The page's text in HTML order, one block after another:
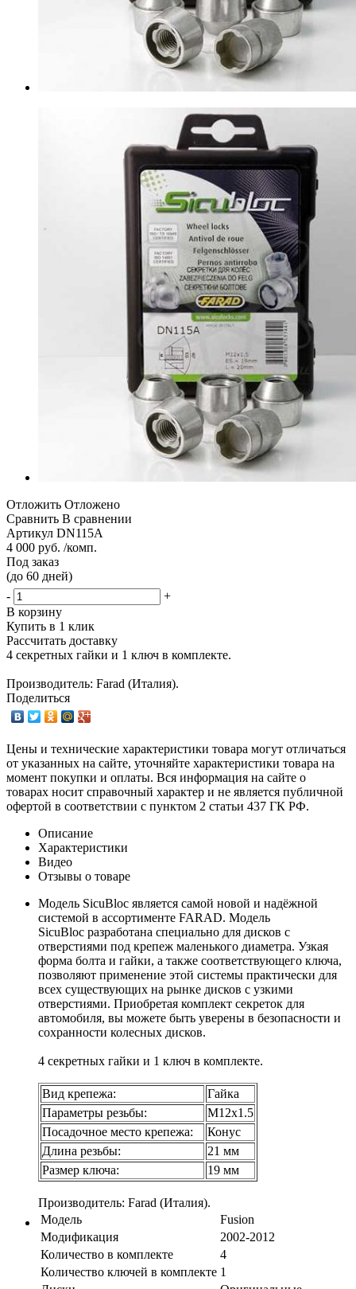
Отложить Отложено
Сравнить В сравнении
Артикул DN115A
4 000 руб. /комп.
Под заказ
(до 60 дней)
-
+
В корзину
Купить в 1 клик
Рассчитать доставку
4 секретных гайки и 1 ключ в комплекте.
Производитель: Farad (Италия).
Поделиться
Цены и технические характеристики товара могут отличаться
от указанных на сайте, уточняйте характеристики товара на
момент покупки и оплаты. Вся информация на сайте о
товарах носит справочный характер и не является публичной
офертой в соответствии с пунктом 2 статьи 437 ГК РФ.
Описание
Характеристики
Видео
Отзывы о товаре
Модель SicuBloc является самой новой и надёжной
системой в ассортименте FARAD. Модель
SicuBloc разработана специально для дисков с
отверстиями под крепеж маленького диаметра. Узкая
форма болта и гайки, а также соответствующего ключа,
позволяют применение этой системы практически для
всех существующих на рынке дисков с узкими
отверстиями. Приобретая комплект секреток для
автомобиля, вы можете быть уверены в безопасности и
сохранности колесных дисков.
4 секретных гайки и 1 ключ в комплекте.
Вид крепежа:
Гайка
Параметры резьбы:
М12х1.5
Посадочное место крепежа:
Конус
Длина резьбы:
21 мм
Размер ключа:
19 мм
Производитель: Farad (Италия).
Модель
Fusion
Модификация
2002-2012
Количество в комплекте
4
Количество ключей в комплекте 1